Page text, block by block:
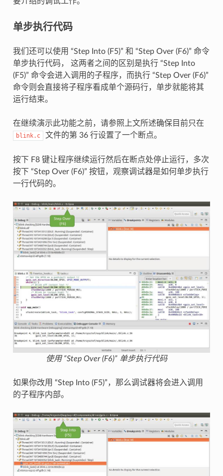
单步执行代码
我们还可以使用 “Step Into (F5)” 和 “Step Over (F6)” 命令
单步执行代码， 这两者之间的区别是执行 “Step Into
(F5)” 命令会进入调用的子程序，而执行 “Step Over (F6)”
命令则会直接将子程序看成单个源码行，单步就能将其
运行结束。
在继续演示此功能之前，请参照上文所述确保目前只在
blink.c 文件的第 36 行设置了一个断点。
按下 F8 键让程序继续运行然后在断点处停止运行，多次
按下 “Step Over (F6)” 按钮，观察调试器是如何单步执行
一行代码的。
使用 “Step Over (F6)” 单步执行代码
如果你改用 “Step Into (F5)”，那么调试器将会进入调用
的子程序内部。